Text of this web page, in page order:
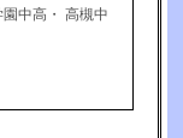
中高・ 高槻中